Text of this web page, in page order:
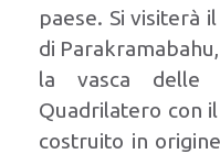
paese. Si visiterà
di
la vasca delle
Quadrilatero con
costruito in